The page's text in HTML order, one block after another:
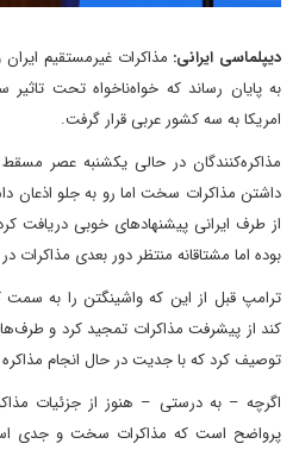
دیپلماسی ایرانی: مذاکرات غیرمستقیم
به پایان رساند که خواه‌ناخواه تحت
امریکا به سه کشور عربی قرار گرفت.
مذاکره‌کنندگان در حالی یکشنبه عصر
داشتن مذاکرات سخت اما رو به جلو اذعان
از طرف ایرانی پیشنهادهای خوبی
بوده اما مشتاقانه منتظر دور بعدی مذاکرات
ترامپ قبل از این که واشینگتن را به
کند از پیشرفت مذاکرات تمجید کرد و
توصیف کرد که با جدیت در حال انجام
اگرچه – به درستی – هنوز از جزئیات
پرواضح است که مذاکرات سخت و جدی